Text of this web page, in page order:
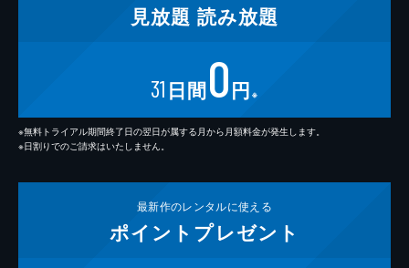
見放題 読み放題
31 日間0円 ※
※無料トライアル期間終了日の翌日が属する月から月額料金が発生します。
※日割りでのご請求はいたしません。
最新作のレンタルに使える
ポイント プレゼント